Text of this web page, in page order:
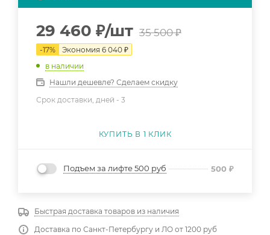
29 460 ₽/шт 35 500₽
-17% Экономия 6 040 ₽
в наличии
Нашли дешевле? Сделаем скидку
Срок доставки, дней - 3
КУПИТЬ В 1 КЛИК
Подъем за лифте 500 руб 500 ₽
Быстрая доставка товаров из наличия
Доставка по Санкт-Петербургу и ЛО от 1200 руб